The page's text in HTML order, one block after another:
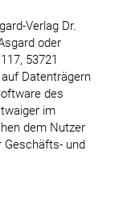
Verlag Dr.
oder
53721
Datenträgern
des
im
dem Nutzer
Geschäfts- und